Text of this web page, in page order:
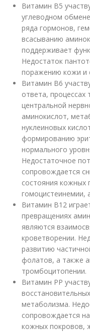
Витамин В5
углеводном
ряда гормонов,
всасыванию
поддерживает
Недостаток
поражению кожи и
Витамин В6
ответа,
центральной
аминокислот,
нуклеиновых
формированию
нормального
Недостаточное
сопровождается
состояния кожных
гомоцистеинемии,
Витамин В12
превращениях
являются
кроветворении.
развитию
фолатов, а также
тромбоцитопении.
Витамин РР
метаболизма.
сопровождается
кожных покровов,